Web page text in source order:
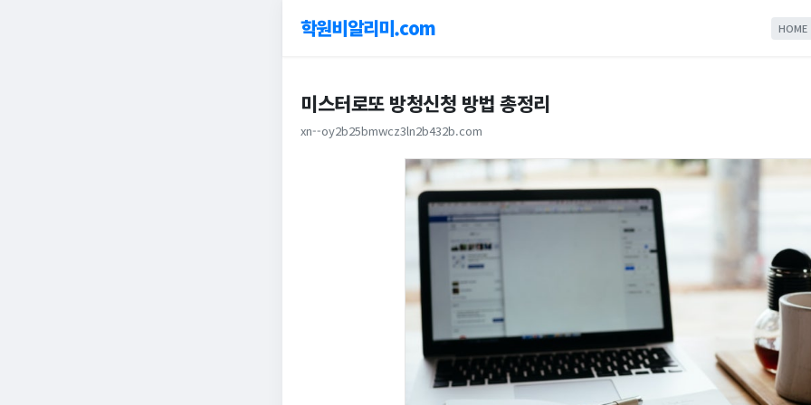
학원비알리미.com HOME
미스터로또 방청신청 방법 총정리
xn--oy2b25bmwcz3ln2b432b.com